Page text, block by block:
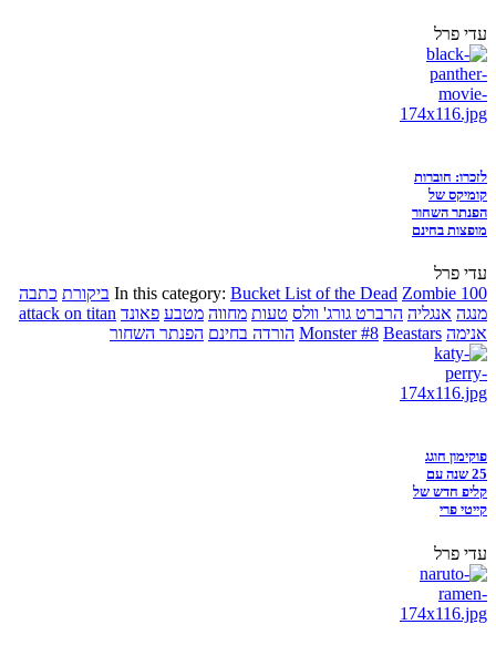
עדי פרל
לזכרו: חוברות
קומיקס של
הפנתר השחור
מופצות בחינם
עדי פרל
In this category: Bucket List of the Dead Zombie 100 ביקורת כתבה
מנגה אנגליה הרברט גורג' וולס טעות מחווה מטבע פאונד attack on titan
אנימה
Monster #8 Beastars הורדה בחינם הפנתר השחור
פוקימון חוגג
25 שנה עם
קליפ חדש של
קייטי פרי
עדי פרל